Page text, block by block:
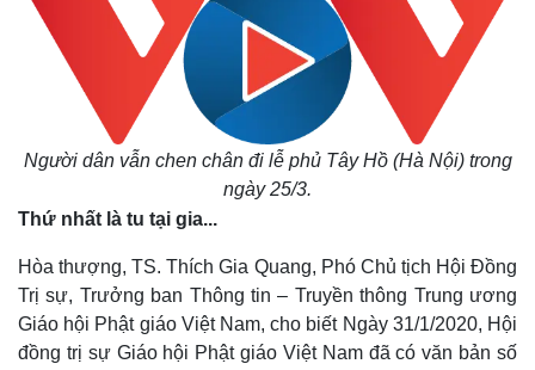
Người dân vẫn chen chân đi lễ phủ Tây Hồ (Hà Nội) trong
ngày 25/3.
Thứ nhất là tu tại gia...
Hòa thượng, TS. Thích Gia Quang, Phó Chủ tịch Hội Đồng
Trị sự, Trưởng ban Thông tin – Truyền thông Trung ương
Giáo hội Phật giáo Việt Nam, cho biết Ngày 31/1/2020, Hội
đồng trị sự Giáo hội Phật giáo Việt Nam đã có văn bản số